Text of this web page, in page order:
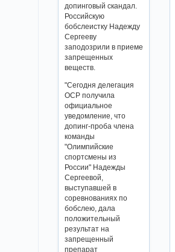
допинговый скандал.
Российскую
бобслеистку Надежду
Сергееву
заподозрили в приеме
запрещенных
веществ.
"Сегодня делегация
ОСР получила
официальное
уведомление, что
допинг-проба члена
команды
"Олимпийские
спортсмены из
России" Надежды
Сергеевой,
выступавшей в
соревнованиях по
бобслею, дала
положительный
результат на
запрещенный
препарат